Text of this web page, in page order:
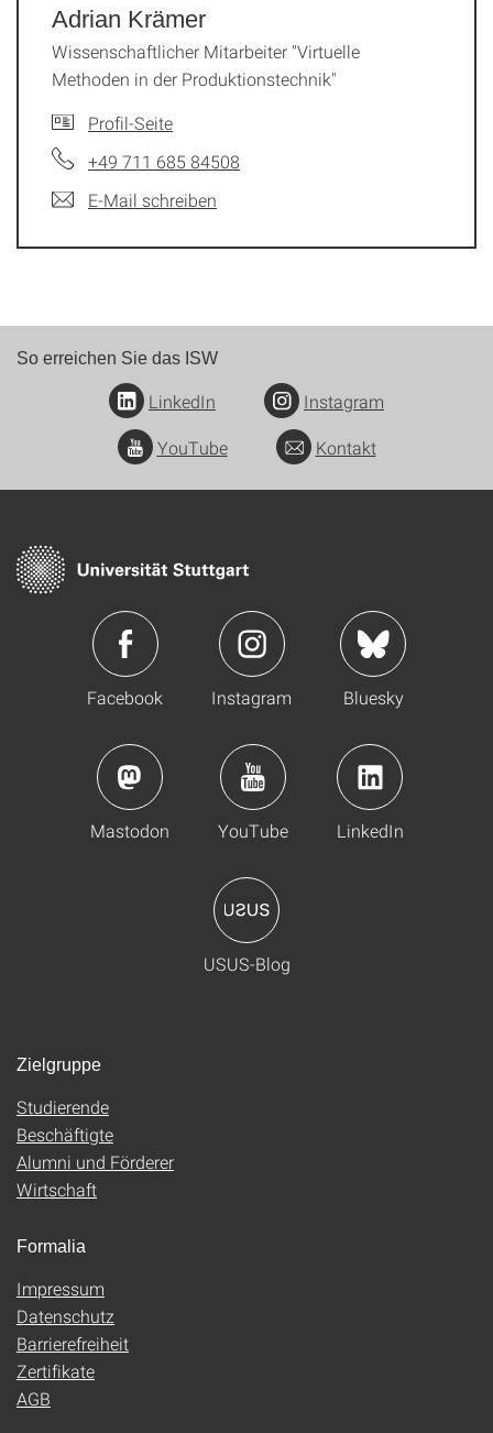
Adrian Krämer
Wissenschaftlicher Mitarbeiter "Virtuelle
Methoden in der Produktionstechnik"
Profil-Seite
+49 711 685 84508
E-Mail schreiben
So erreichen Sie das ISW
LinkedIn
Instagram
YouTube
Kontakt
Facebook Instagram Bluesky
Mastodon YouTube LinkedIn
USUS-Blog
Zielgruppe
Studierende
Beschäftigte
Alumni und Förderer
Wirtschaft
Formalia
Impressum
Datenschutz
Barrierefreiheit
Zertifikate
AGB